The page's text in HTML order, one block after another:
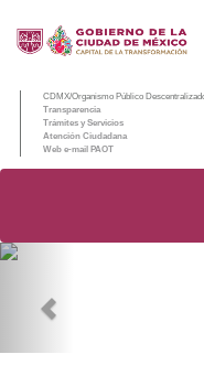
CDMX/Organismo Público
Transparencia
Trámites y Servicios
Atención Ciudadana
Web e-mail PAOT